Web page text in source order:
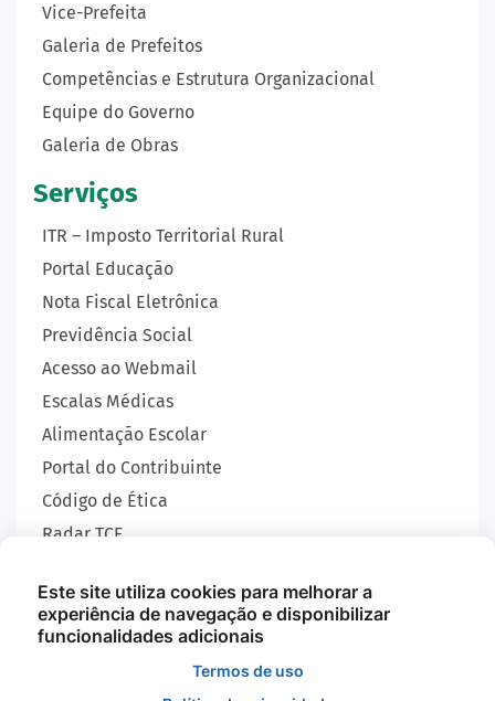
Vice-Prefeita
Galeria de Prefeitos
Competências e Estrutura Organizacional
Equipe do Governo
Galeria de Obras
Serviços
ITR – Imposto Territorial Rural
Portal Educação
Nota Fiscal Eletrônica
Previdência Social
Acesso ao Webmail
Escalas Médicas
Alimentação Escolar
Portal do Contribuinte
Código de Ética
Radar TCE
SIC
GEOBRAS
Este site utiliza cookies para melhorar a
experiência de navegação e disponibilizar
funcionalidades adicionais
Termos de uso